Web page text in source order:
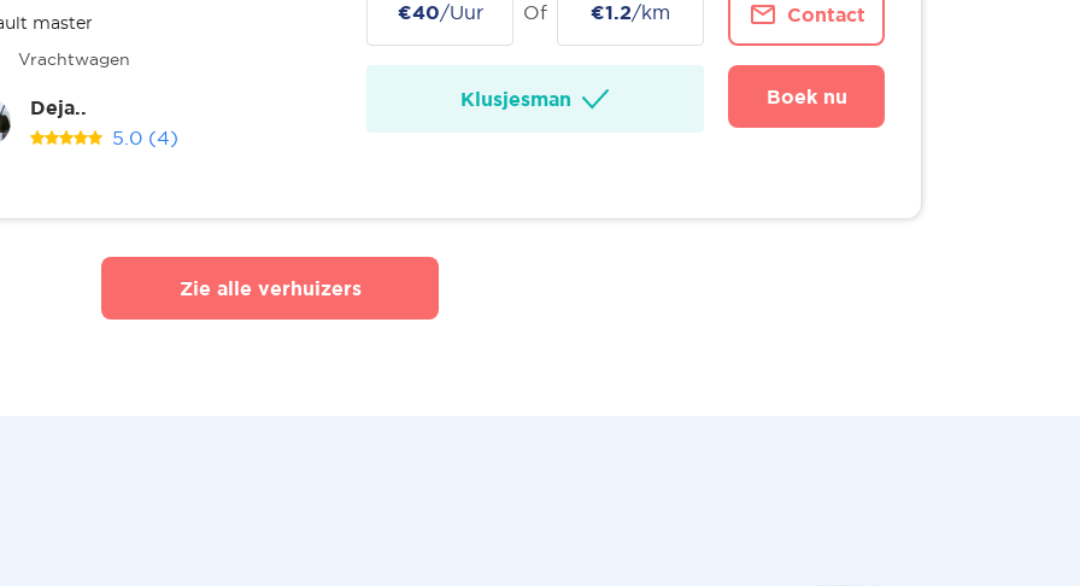
master
Vrachtwagen
Deja..
5.0 (4)
€40/Uur Of €1.2/km
Klusjesman
Contact
Boek nu
Zie alle verhuizers